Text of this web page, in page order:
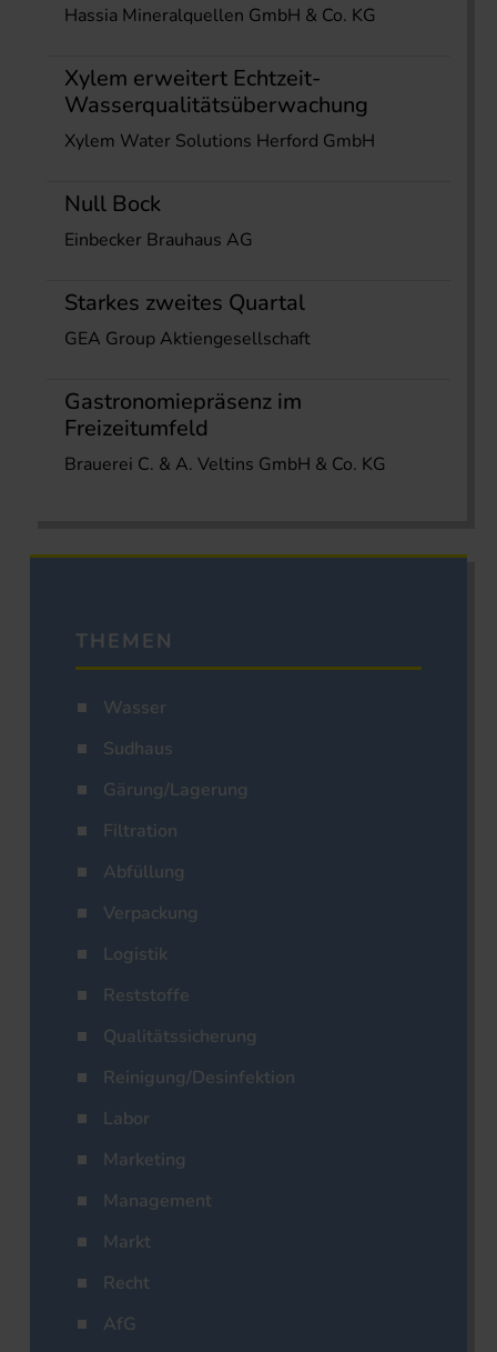
Hassia Mineralquellen GmbH & Co. KG
Xylem erweitert Echtzeit-
Wasserqualitätsüberwachung
Xylem Water Solutions Herford GmbH
Null Bock
Einbecker Brauhaus AG
Starkes zweites Quartal
GEA Group Aktiengesellschaft
Gastronomiepräsenz im
Freizeitumfeld
Brauerei C. & A. Veltins GmbH & Co. KG
THEMEN
Wasser
Sudhaus
Gärung/Lagerung
Filtration
Abfüllung
Verpackung
Logistik
Reststoffe
Qualitätssicherung
Reinigung/Desinfektion
Labor
Marketing
Management
Markt
Recht
AfG